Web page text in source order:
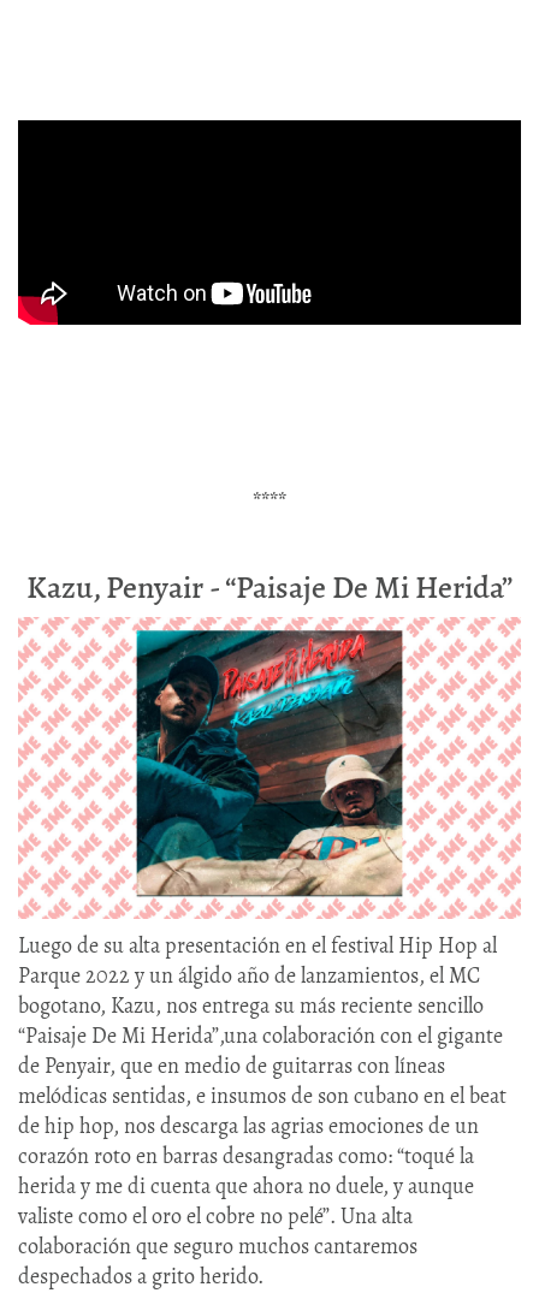
****
Kazu, Penyair - “Paisaje De Mi Herida”
Luego de su alta presentación en el festival Hip Hop al
Parque 2022 y un álgido año de lanzamientos, el MC
bogotano, Kazu, nos entrega su más reciente sencillo
“Paisaje De Mi Herida”,una colaboración con el gigante
de Penyair, que en medio de guitarras con líneas
melódicas sentidas, e insumos de son cubano en el beat
de hip hop, nos descarga las agrias emociones de un
corazón roto en barras desangradas como: “toqué la
herida y me di cuenta que ahora no duele, y aunque
valiste como el oro el cobre no pelé”. Una alta
colaboración que seguro muchos cantaremos
despechados a grito herido.